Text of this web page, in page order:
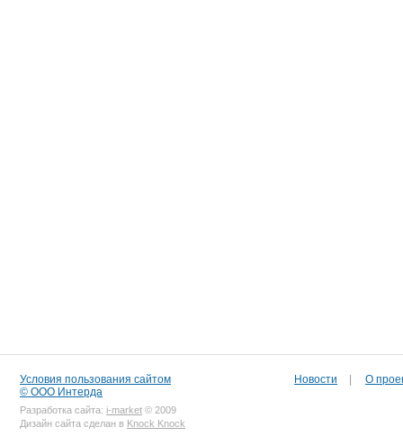
Условия пользования сайтом
© ООО Интерда
Разработка сайта: i-market © 2009
Дизайн сайта сделан в Knock Knock
Новости О